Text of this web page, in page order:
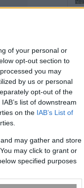
of your personal or
opt-out section to
you may
by us or personal
opt-out of the
list of downstream
on the IAB’s List of
may gather and store
may click to grant or
specified purposes